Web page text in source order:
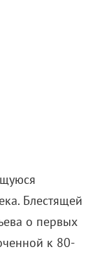
Блестящей
о первых
к 80-